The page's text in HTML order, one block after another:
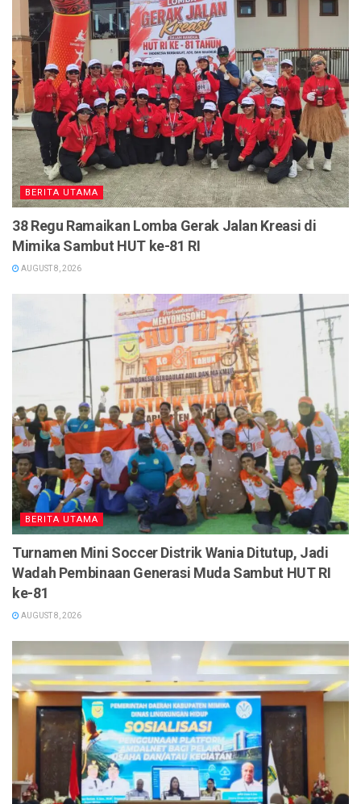
BERITA UTAMA
38 Regu Ramaikan Lomba Gerak Jalan Kreasi di
Mimika Sambut HUT ke-81 RI
AUGUST 8, 2026
BERITA UTAMA
Turnamen Mini Soccer Distrik Wania Ditutup, Jadi
Wadah Pembinaan Generasi Muda Sambut HUT RI
ke-81
AUGUST 8, 2026